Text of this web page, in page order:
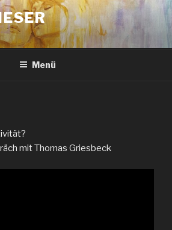
Menü
mit Thomas Griesbeck